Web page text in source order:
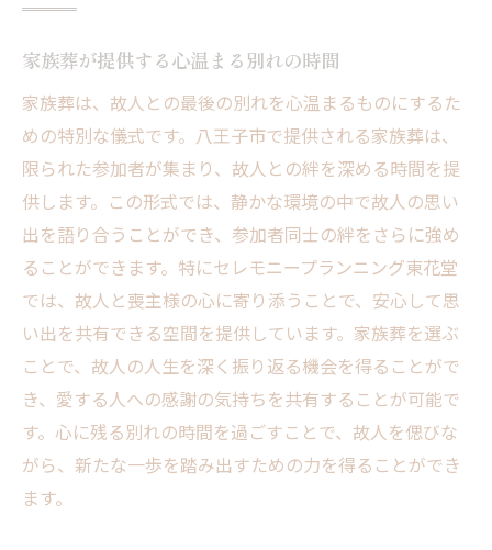
家族葬が提供する心温まる別れの時間
家族葬は、故人との最後の別れを心温まるものにするた
めの特別な儀式です。八王子市で提供される家族葬は、
限られた参加者が集まり、故人との絆を深める時間を提
供します。この形式では、静かな環境の中で故人の思い
出を語り合うことができ、参加者同士の絆をさらに強め
ることができます。特にセレモニープランニング東花堂
では、故人と喪主様の心に寄り添うことで、安心して思
い出を共有できる空間を提供しています。家族葬を選ぶ
ことで、故人の人生を深く振り返る機会を得ることがで
き、愛する人への感謝の気持ちを共有することが可能で
す。心に残る別れの時間を過ごすことで、故人を偲びな
がら、新たな一歩を踏み出すための力を得ることができ
ます。